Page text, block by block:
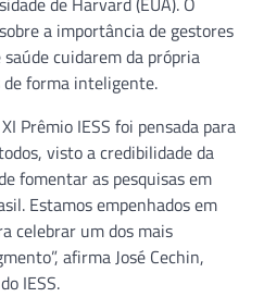
a importância de gestores
cuidarem da própria
de forma inteligente.
Prêmio IESS foi pensada para
visto a credibilidade da
fomentar as pesquisas em
Estamos empenhados em
celebrar um dos mais
afirma José Cechin,
IESS.